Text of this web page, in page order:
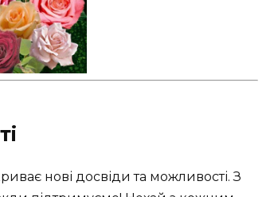
нові досвіди та можливості. З